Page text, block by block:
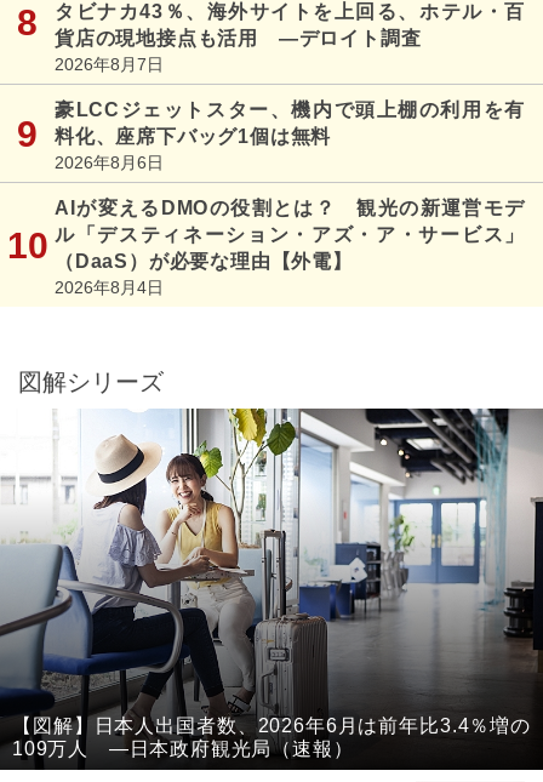
タビナカ43％、海外サイトを上回る、ホテル・百
貨店の現地接点も活用 ―デロイト調査
2026年8月7日
豪LCCジェットスター、機内で頭上棚の利用を有
料化、座席下バッグ1個は無料
2026年8月6日
AIが変えるDMOの役割とは？ 観光の新運営モデ
ル「デスティネーション・アズ・ア・サービス」
（DaaS）が必要な理由【外電】
2026年8月4日
図解シリーズ
【図解】日本人出国者数、2026年6月は前年比3.4％増の
109万人 ―日本政府観光局（速報）